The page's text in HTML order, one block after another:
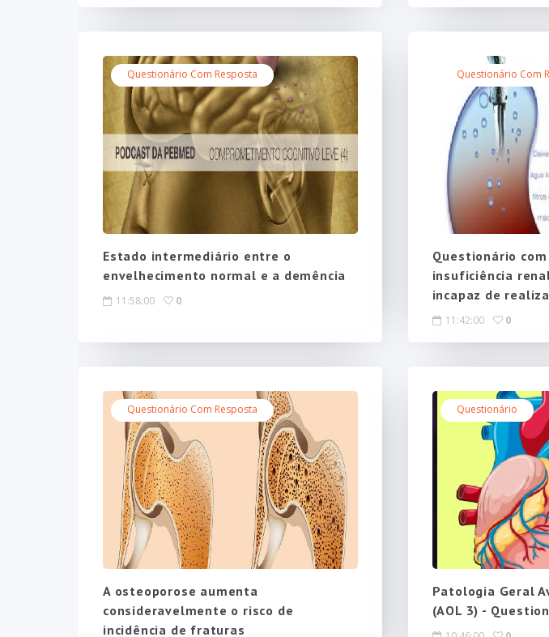
Questionário Com Resposta
Estado intermediário entre o
envelhecimento normal e a demência
11:58:00 0
Questionário Com
Questionário
insuficiência
incapaz de
11:42:00 0
Questionário Com Resposta
A osteoporose aumenta
consideravelmente o risco de
incidência de fraturas
Questionário
Patologia Geral
(AOL 3) -